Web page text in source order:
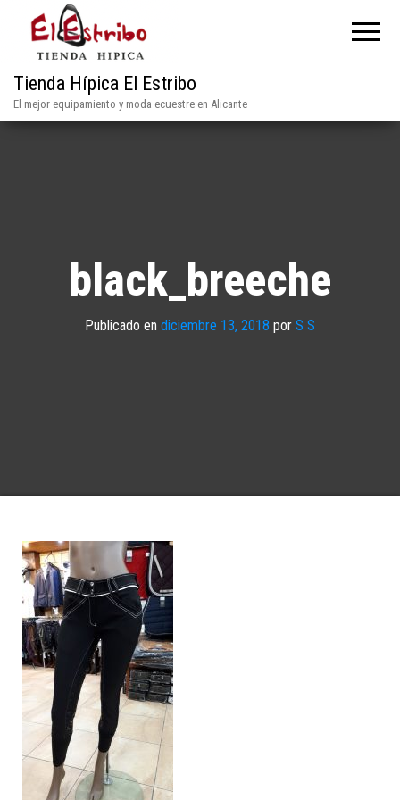
Tienda Hípica El Estribo
El mejor equipamiento y moda ecuestre en Alicante
black_breeche
Publicado en diciembre 13, 2018 por S S